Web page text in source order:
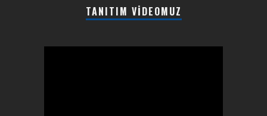
TANITIM VIDEOMUZ